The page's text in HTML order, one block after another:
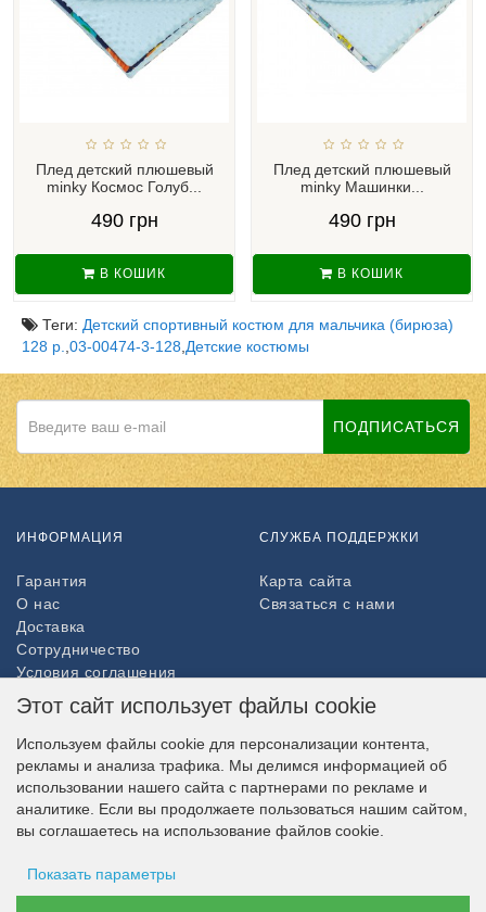
Плед детский плюшевый
minky Космос Голуб...
490 грн
В КОШИК
Плед детский плюшевый
minky Машинки...
490 грн
В КОШИК
Теги: Детский спортивный костюм для мальчика (бирюза)
128 р. 03-00474-3-128 Детские костюмы
ПОДПИСАТЬСЯ
ИНФОРМАЦИЯ
Гарантия
О нас
Доставка
Сотрудничество
Условия соглашения
Возврат товара
СЛУЖБА ПОДДЕРЖКИ
Карта сайта
Связаться с нами
Партнёры
НАШ МАГАЗИН В СОЦСЕТЯХ
Этот сайт использует файлы cookie
Используем файлы cookie для персонализации контента,
рекламы и анализа трафика. Мы делимся информацией об
использовании нашего сайта с партнерами по рекламе и
аналитике. Если вы продолжаете пользоваться нашим сайтом,
вы соглашаетесь на использование файлов cookie.
Показать параметры